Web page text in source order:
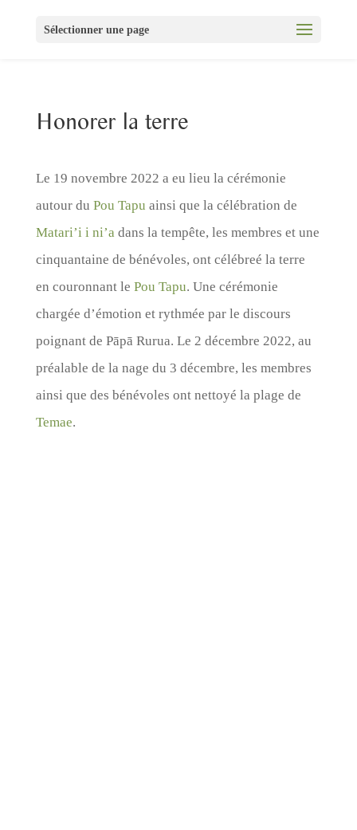
Sélectionner une page
Honorer la terre
Le 19 novembre 2022 a eu lieu la cérémonie
autour du Pou Tapu ainsi que la célébration de
Matari’i i ni’a dans la tempête, les membres et une
cinquantaine de bénévoles, ont célébreé la terre
en couronnant le Pou Tapu. Une cérémonie
chargée d’émotion et rythmée par le discours
poignant de Pāpā Rurua. Le 2 décembre 2022, au
préalable de la nage du 3 décembre, les membres
ainsi que des bénévoles ont nettoyé la plage de
Temae.